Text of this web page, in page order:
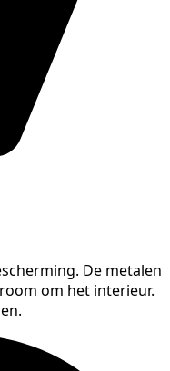
De metalen
om het interieur.